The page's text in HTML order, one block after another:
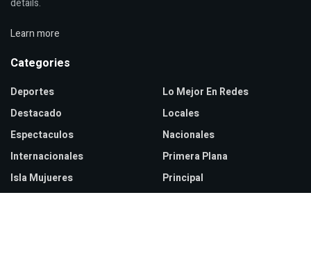
details.
Learn more
Categories
Deportes
Destacado
Espectaculos
Internacionales
Isla Mujueres
Lo Mejor En Redes
Locales
Nacionales
Primera Plana
Principal